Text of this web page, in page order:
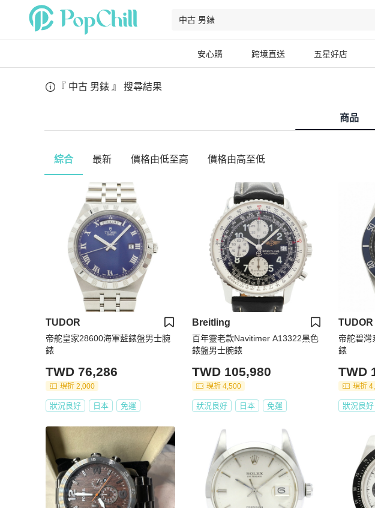
安心購 跨境直送 五星好店
『 中古 男錶 』 搜尋結果
商品
綜合 最新 價格由低至高 價格由高至低
TUDOR
帝舵皇家28600海軍藍錶盤男士腕
錶
TWD 76,286
現折 2,000
狀況良好 日本 免運
Breitling
百年靈老款Navitimer A13322黑色
錶盤男士腕錶
TWD 105,980
現折 4,500
狀況良好 日本 免運
TUDOR
帝舵碧灣
錶
TWD
現折
狀況良好